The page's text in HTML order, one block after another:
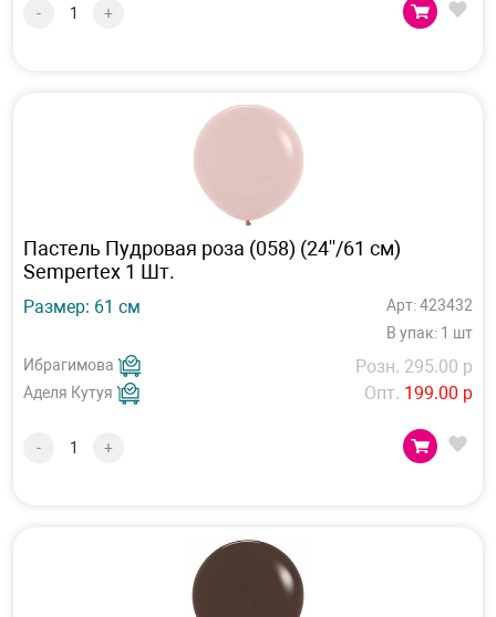
- +
Пастель Пудровая роза (058) (24''/61 см)
Sempertex 1 Шт.
Размер: 61 см
Арт: 423432
В упак: 1 шт
Ибрагимова
Аделя Кутуя
Розн. 295.00 р
Опт. 199.00 р
- +